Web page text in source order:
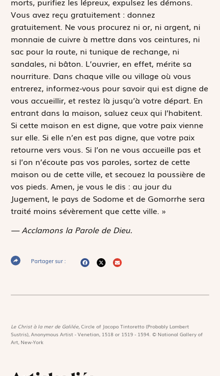
Vous avez reçu gratuitement : donnez
gratuitement. Ne vous procurez ni or, ni argent, ni
monnaie de cuivre à mettre dans vos ceintures, ni
sac pour la route, ni tunique de rechange, ni
sandales, ni bâton. L’ouvrier, en effet, mérite sa
nourriture. Dans chaque ville ou village où vous
entrerez, informez-vous pour savoir qui est digne de
vous accueillir, et restez là jusqu’à votre départ. En
entrant dans la maison, saluez ceux qui l’habitent.
Si cette maison en est digne, que votre paix vienne
sur elle. Si elle n’en est pas digne, que votre paix
retourne vers vous. Si l’on ne vous accueille pas et
si l’on n’écoute pas vos paroles, sortez de cette
maison ou de cette ville, et secouez la poussière de
vos pieds. Amen, je vous le dis : au jour du
Jugement, le pays de Sodome et de Gomorrhe sera
traité moins sévèrement que cette ville. »
— Acclamons la Parole de Dieu.
Partager sur :
Le Christ à la mer de Galilée,Circle of Jacopo Tintoretto (Probably Lambert
Sustris), Anonymous Artist - Venetian, 1518 or 1519 - 1594. © National Gallery of
Art, New-York